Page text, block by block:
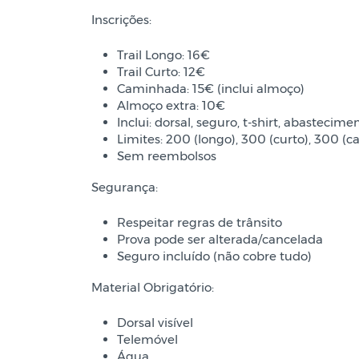
Inscrições:
Trail Longo: 16€
Trail Curto: 12€
Caminhada: 15€ (inclui almoço)
Almoço extra: 10€
Inclui: dorsal, seguro, t-shirt,
Limites: 200 (longo), 300 (curto), 300
Sem reembolsos
Segurança:
Respeitar regras de trânsito
Prova pode ser alterada/cancelada
Seguro incluído (não cobre tudo)
Material Obrigatório:
Dorsal visível
Telemóvel